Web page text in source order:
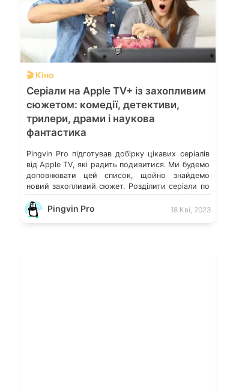
💬
🎬 Кіно
Серіали на Apple TV+ із захопливим
сюжетом: комедії, детективи,
трилери, драми і наукова
фантастика
Pingvin Pro підготував добірку цікавих серіалів
від Apple TV, які радить подивитися. Ми будемо
доповнювати цей список, щойно знайдемо
новий захопливий сюжет. Розділити серіали по
жанрах виявилося досить складно, оскільки
сюжет часто зачіпає кілька, які нелегко
виокремити. Про деякі з цих ми вже
Pingvin Pro 18 Кві, 2023